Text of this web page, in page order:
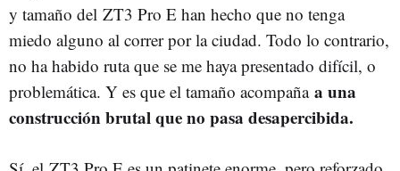
y tamaño del ZT3 Pro E han hecho que no tenga
miedo alguno al correr por la ciudad. Todo lo contrario,
no ha habido ruta que se me haya presentado difícil, o
problemática. Y es que el tamaño acompaña a una
construcción brutal que no pasa desapercibida.